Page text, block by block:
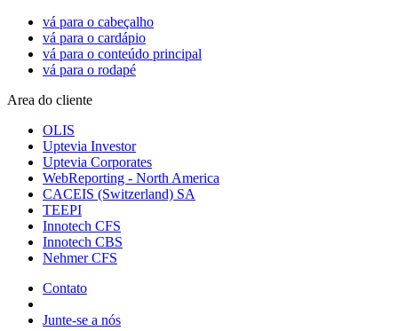
vá para o cabeçalho
vá para o cardápio
vá para o conteúdo principal
vá para o rodapé
Area do cliente
OLIS
Uptevia Investor
Uptevia Corporates
WebReporting - North America
CACEIS (Switzerland) SA
TEEPI
Innotech CFS
Innotech CBS
Nehmer CFS
Contato
Junte-se a nós